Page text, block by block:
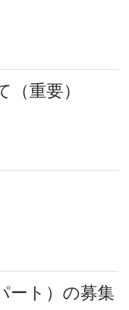
重要）
ート）の募集